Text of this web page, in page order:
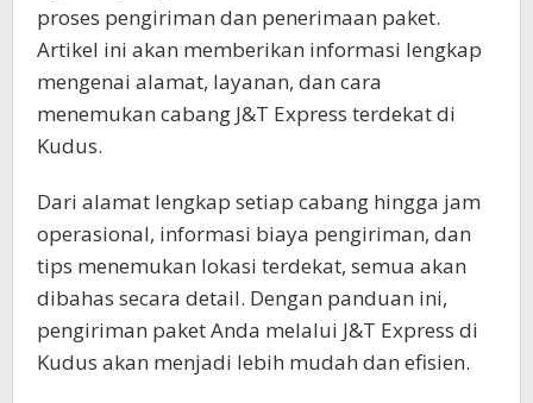
proses pengiriman dan penerimaan paket.
Artikel ini akan memberikan informasi lengkap
mengenai alamat, layanan, dan cara
menemukan cabang J&T Express terdekat di
Kudus.
Dari alamat lengkap setiap cabang hingga jam
operasional, informasi biaya pengiriman, dan
tips menemukan lokasi terdekat, semua akan
dibahas secara detail. Dengan panduan ini,
pengiriman paket Anda melalui J&T Express di
Kudus akan menjadi lebih mudah dan efisien.